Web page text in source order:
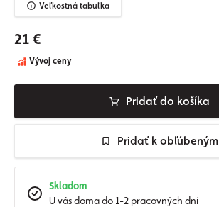
Veľkostná tabuľka
21 €
Vývoj ceny
Pridať do košíka
Pridať k obľúbeným
Skladom
U vás doma do 1-2 pracovných dní